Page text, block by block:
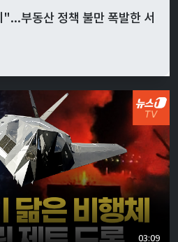
부동산 정책 불만 폭발한 서
03:09